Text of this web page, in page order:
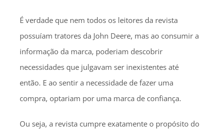
É verdade que nem todos os leitores da revista
possuíam tratores da John Deere, mas ao consumir a
informação da marca, poderiam descobrir
necessidades que julgavam ser inexistentes até
então. E ao sentir a necessidade de fazer uma
compra, optariam por uma marca de confiança.
Ou seja, a revista cumpre exatamente o propósito do